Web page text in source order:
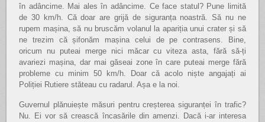
în adâncime. Mai ales în adâncime. Ce face statul? Pune limită
de 30 km/h. Că doar are grijă de siguranța noastră. Să nu ne
rupem mașina, să nu bruscăm volanul la apariția unui crater și să
ne trezim că șifonăm mașina celui de pe contrasens. Bine,
oricum nu puteai merge nici măcar cu viteza asta, fără să-ți
avariezi mașina, dar mai găseai zone în care puteai merge fără
probleme cu minim 50 km/h. Doar că acolo niște angajați ai
Poliției Rutiere stăteau cu radarul. Așa e la noi.
Guvernul plănuiește măsuri pentru creșterea siguranței în trafic?
Nu. Ei vor să crească încasările din amenzi. Dacă i-ar interesa